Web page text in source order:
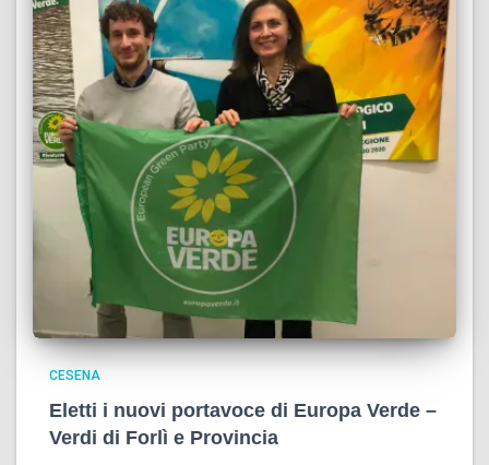
CESENA
Eletti i nuovi portavoce di Europa Verde –
Verdi di Forlì e Provincia